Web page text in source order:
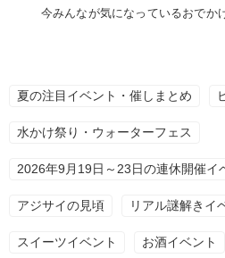
今みんなが気になっているおでか
夏の注目イベント・催しまとめ
水かけ祭り・ウォーターフェス
2026年9月19日～23日の連休開催イ
アジサイの見頃 リアル謎解きイ
スイーツイベント お酒イベント